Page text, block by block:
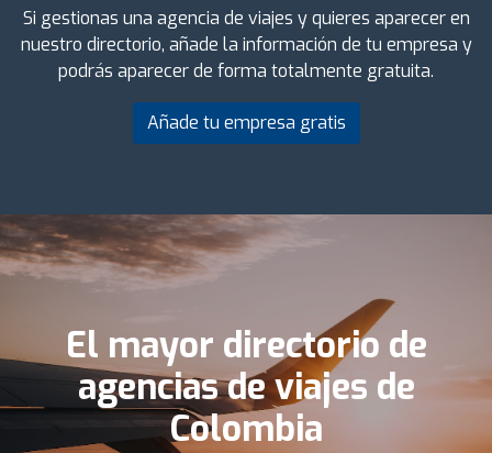
Si gestionas una agencia de viajes y quieres aparecer en
nuestro directorio, añade la información de tu empresa y
podrás aparecer de forma totalmente gratuita.
Añade tu empresa gratis
El mayor directorio de
agencias de viajes de
Colombia